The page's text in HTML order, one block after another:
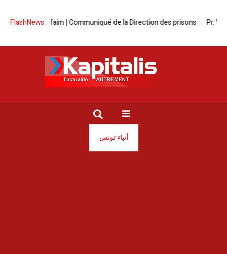
FlashNews:
de la faim | Communiqué de la Direction des prisons Pr. Walid
أنباء تونس